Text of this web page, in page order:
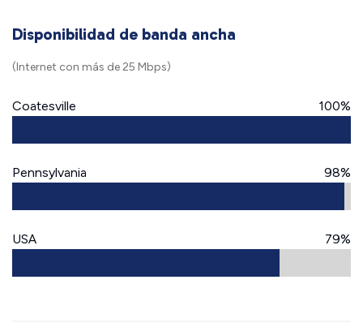
Disponibilidad de banda ancha
(Internet con más de 25 Mbps)
Coatesville 100%
Pennsylvania 98%
USA 79%